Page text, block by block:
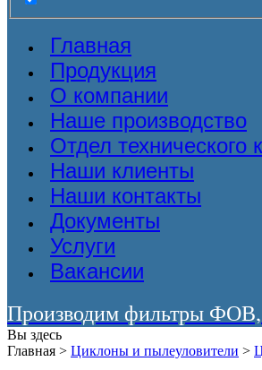
Главная
Продукция
О компании
Наше производство
Отдел технического
Наши клиенты
Наши контакты
Документы
Услуги
Вакансии
Производим фильтры ФОВ,
Вы здесь
Главная > Циклоны и пылеуловители >